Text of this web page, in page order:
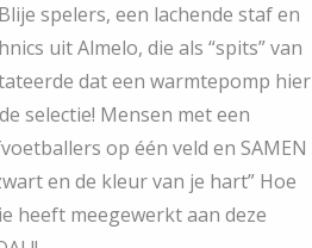
spelers, een lachende staf en
uit Almelo, die als “spits” van
dat een warmtepomp hier
selectie! Mensen met een
op één veld en SAMEN
en de kleur van je hart” Hoe
heeft meegewerkt aan deze